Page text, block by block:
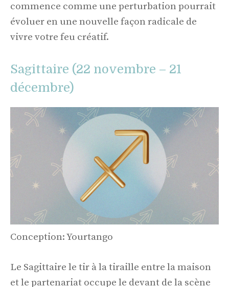
commence comme une perturbation pourrait
évoluer en une nouvelle façon radicale de
vivre votre feu créatif.
Sagittaire (22 novembre – 21
décembre)
Conception: Yourtango
Le Sagittaire le tir à la tiraille entre la maison
et le partenariat occupe le devant de la scène